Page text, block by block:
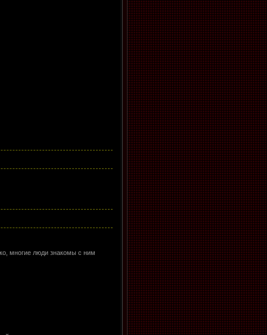
многие люди знакомы с ним